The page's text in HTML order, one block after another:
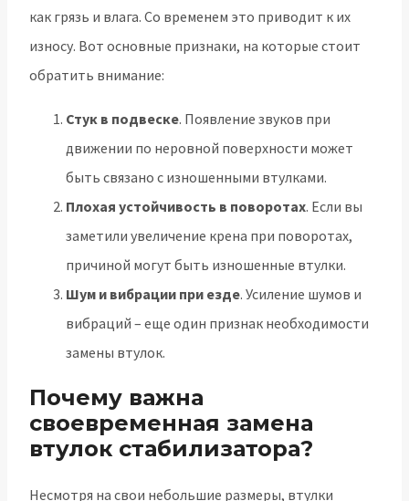
как грязь и влага. Со временем это приводит к их
износу. Вот основные признаки, на которые стоит
обратить внимание:
Стук в подвеске. Появление звуков при
движении по неровной поверхности может
быть связано с изношенными втулками.
Плохая устойчивость в поворотах. Если вы
заметили увеличение крена при поворотах,
причиной могут быть изношенные втулки.
Шум и вибрации при езде. Усиление шумов и
вибраций – еще один признак необходимости
замены втулок.
Почему важна
своевременная замена
втулок стабилизатора?
Несмотря на свои небольшие размеры, втулки